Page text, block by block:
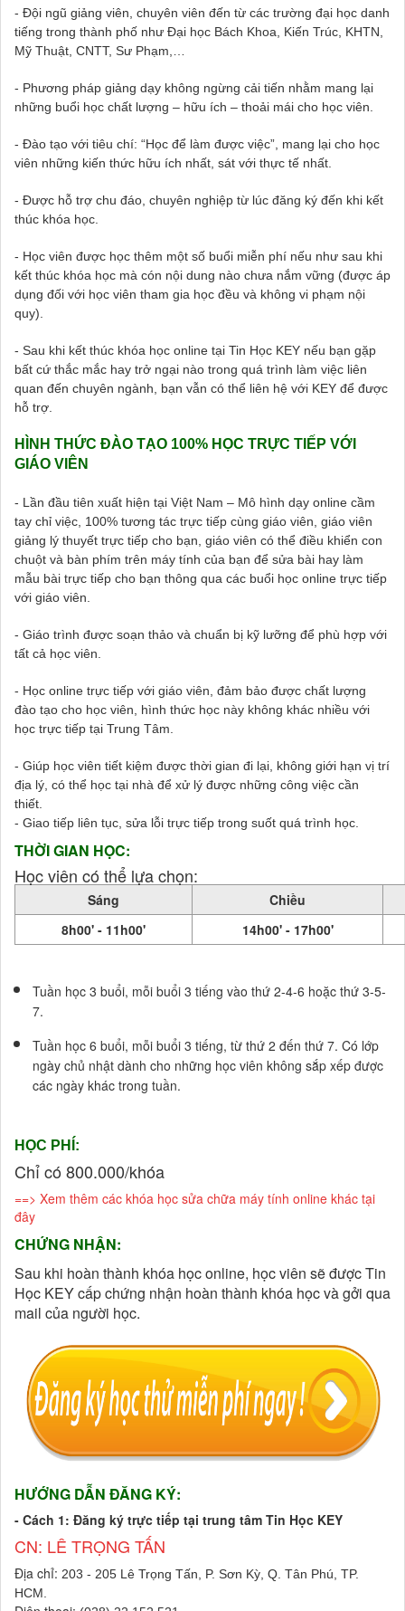
- Đội ngũ giảng viên, chuyên viên đến từ các trường đại học danh
tiếng trong thành phố như Đại học Bách Khoa, Kiến Trúc, KHTN,
Mỹ Thuật, CNTT, Sư Phạm,…
- Phương pháp giảng dạy không ngừng cải tiến nhằm mang lại
những buổi học chất lượng – hữu ích – thoải mái cho học viên.
- Đào tạo với tiêu chí: “Học để làm được việc”, mang lại cho học
viên những kiến thức hữu ích nhất, sát với thực tế nhất.
- Được hỗ trợ chu đáo, chuyên nghiệp từ lúc đăng ký đến khi kết
thúc khóa học.
- Học viên được học thêm một số buổi miễn phí nếu như sau khi
kết thúc khóa học mà cón nội dung nào chưa nắm vững (được áp
dụng đối với học viên tham gia học đều và không vi phạm nội
quy).
- Sau khi kết thúc khóa học online tại Tin Học KEY nếu bạn gặp
bất cứ thắc mắc hay trở ngại nào trong quá trình làm việc liên
quan đến chuyên ngành, bạn vẫn có thể liên hệ với KEY để được
hỗ trợ.
HÌNH THỨC ĐÀO TẠO 100% HỌC TRỰC TIẾP VỚI
GIÁO VIÊN
- Lần đầu tiên xuất hiện tại Việt Nam – Mô hình dạy online cầm
tay chỉ việc, 100% tương tác trực tiếp cùng giáo viên, giáo viên
giảng lý thuyết trực tiếp cho bạn, giáo viên có thể điều khiển con
chuột và bàn phím trên máy tính của bạn để sửa bài hay làm
mẫu bài trực tiếp cho bạn thông qua các buổi học online trực tiếp
với giáo viên.
- Giáo trình được soạn thảo và chuẩn bị kỹ lưỡng để phù hợp với
tất cả học viên.
- Học online trực tiếp với giáo viên, đảm bảo được chất lượng
đào tạo cho học viên, hình thức học này không khác nhiều với
học trực tiếp tại Trung Tâm.
- Giúp học viên tiết kiệm được thời gian đi lại, không giới hạn vị trí
địa lý, có thể học tại nhà để xử lý được những công việc cần
thiết.
- Giao tiếp liên tục, sửa lỗi trực tiếp trong suốt quá trình học.
THỜI GIAN HỌC:
Học viên có thể lựa chọn:
Sáng
Chiều
8h00' - 11h00'
14h00' - 17h00'
Tuần học 3 buổi, mỗi buổi 3 tiếng vào thứ 2-4-6 hoặc thứ 3-5-
7.
Tuần học 6 buổi, mỗi buổi 3 tiếng, từ thứ 2 đến thứ 7. Có lớp
ngày chủ nhật dành cho những học viên không sắp xếp được
các ngày khác trong tuần.
HỌC PHÍ :
Chỉ có 800.000/khóa
==> Xem thêm các khóa học sửa chữa máy tính online khác tại
đây
CHỨNG NHẬN:
Sau khi hoàn thành khóa học online, học viên sẽ được Tin
Học KEY cấp chứng nhận hoàn thành khóa học và gởi qua
mail của người học.
HƯỚNG DẪN ĐĂNG KÝ:
- Cách 1: Đăng ký trực tiếp tại trung tâm Tin Học KEY
CN: LÊ TRỌNG TẤN
Địa chỉ: 203 - 205 Lê Trọng Tấn, P. Sơn Kỳ, Q. Tân Phú, TP.
HCM.